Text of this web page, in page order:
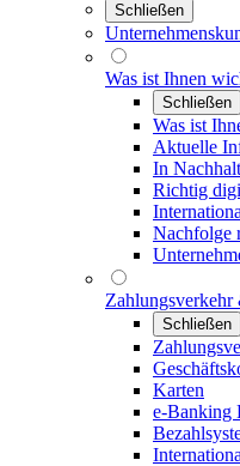
Schließen
Was ist Ihnen
Schließen
Was ist
Aktuelle
In
Richtig
Nachfolge
Schließen
Karten
e-Banking